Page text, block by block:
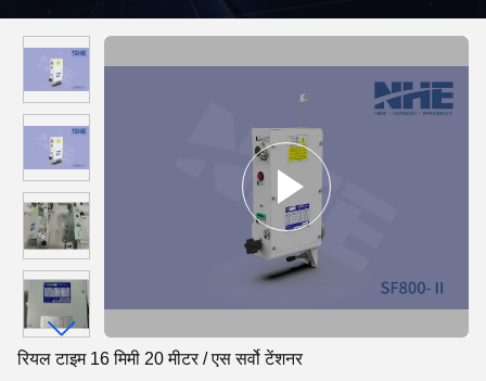
रियल टाइम 16 मिमी 20 मीटर / एस सर्वो टेंशनर